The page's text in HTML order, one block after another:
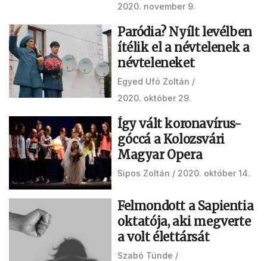
2020. november 9.
Paródia? Nyílt levélben
ítélik el a névtelenek a
névteleneket
Egyed Ufó Zoltán
2020. október 29.
Így vált koronavírus-
góccá a Kolozsvári
Magyar Opera
Sipos Zoltán 2020. október 14.
Felmondott a Sapientia
oktatója, aki megverte
a volt élettársát
Szabó Tünde